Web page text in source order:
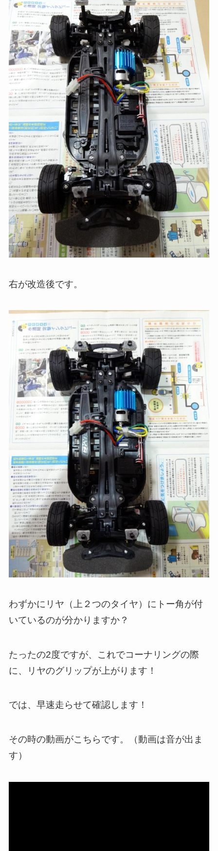
右が改造後です。
わずかにリヤ（上２つのタイヤ）にトー角が付
いているのが分かりますか？
たったの2度ですが、これでコーナリングの際
に、リヤのグリップが上がります！
では、早速走らせて確認します！
その時の動画がこちらです。（動画は音が出ま
す）